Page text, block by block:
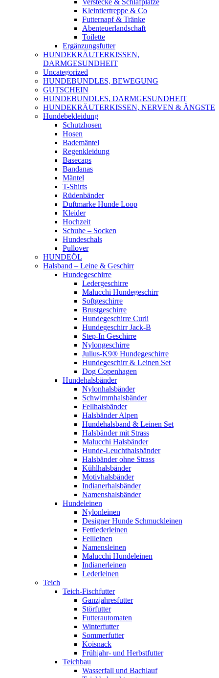
Verstecke & Schlafplätze
Kleintiertreppe & Co
Futternapf & Tränke
Abenteuerlandschaft
Toilette
Ergänzungsfutter
HUNDEKRÄUTERKISSEN,
DARMGESUNDHEIT
Uncategorized
HUNDEBUNDLES, BEWEGUNG
GUTSCHEIN
HUNDEBUNDLES, DARMGESUNDHEIT
HUNDEKRÄUTERKISSEN, NERVEN & ÄNGSTE
Hundebekleidung
Schutzhosen
Hosen
Bademäntel
Regenkleidung
Basecaps
Bandanas
Mäntel
T-Shirts
Rüdenbänder
Duftmarke Hunde Loop
Kleider
Hochzeit
Schuhe – Socken
Hundeschals
Pullover
HUNDEÖL
Halsband – Leine & Geschirr
Hundegeschirre
Ledergeschirre
Malucchi Hundegeschirr
Softgeschirre
Brustgeschirre
Hundegeschirre Curli
Hundegeschirr Jack-B
Step-In Geschirre
Nylongeschirre
Julius-K9® Hundegeschirre
Hundegeschirr & Leinen Set
Dog Copenhagen
Hundehalsbänder
Nylonhalsbänder
Schwimmhalsbänder
Fellhalsbänder
Halsbänder Alpen
Hundehalsband & Leinen Set
Halsbänder mit Strass
Malucchi Halsbänder
Hunde-Leuchthalsbänder
Halsbänder ohne Strass
Kühlhalsbänder
Motivhalsbänder
Indianerhalsbänder
Namenshalsbänder
Hundeleinen
Nylonleinen
Designer Hunde Schmuckleinen
Fettlederleinen
Fellleinen
Namensleinen
Malucchi Hundeleinen
Indianerleinen
Lederleinen
Teich
Teich-Fischfutter
Ganzjahresfutter
Störfutter
Futterautomaten
Winterfutter
Sommerfutter
Koisnack
Frühjahr- und Herbstfutter
Teichbau
Wasserfall und Bachlauf